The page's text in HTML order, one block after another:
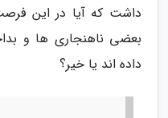
داشت که آیا در این
بعضی ناهنجاری ها و
داده اند یا خیر؟